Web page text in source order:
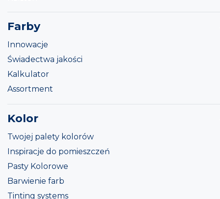
Farby
Innowacje
Świadectwa jakości
Kalkulator
Assortment
Kolor
Twojej palety kolorów
Inspiracje do pomieszczeń
Pasty Kolorowe
Barwienie farb
Tinting systems